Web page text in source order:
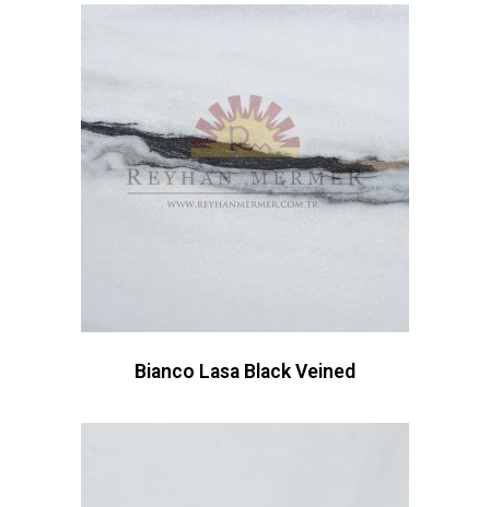
Bianco Lasa Black Veined